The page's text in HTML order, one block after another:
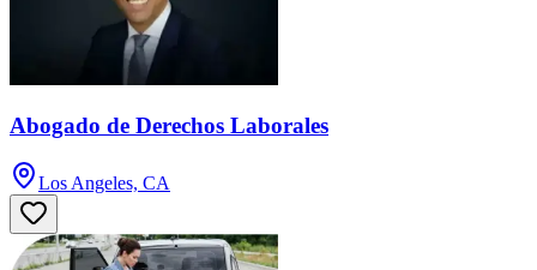
Abogado de Derechos Laborales
Los Angeles, CA